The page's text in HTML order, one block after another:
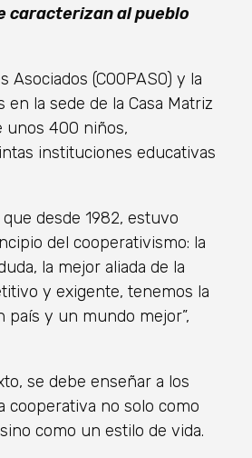
caracterizan al pueblo
(COOPASO) y la
la sede de la Casa Matriz
unos 400 niños,
instituciones educativas
desde 1982, estuvo
del cooperativismo: la
la mejor aliada de la
y exigente, tenemos la
y un mundo mejor”,
se debe enseñar a los
cooperativa no solo como
como un estilo de vida.